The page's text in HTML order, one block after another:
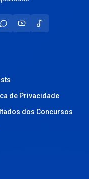
de Privacidade
dos Concursos